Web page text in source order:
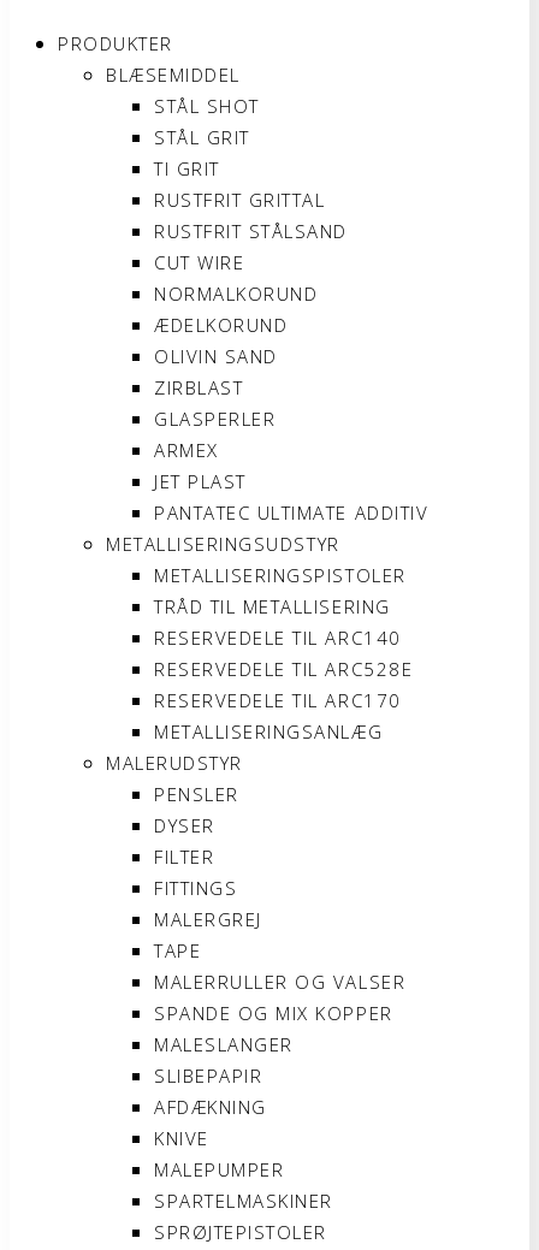
PRODUKTER
BLÆSEMIDDEL
STÅL SHOT
STÅL GRIT
TI GRIT
RUSTFRIT GRITTAL
RUSTFRIT STÅLSAND
CUT WIRE
NORMALKORUND
ÆDELKORUND
OLIVIN SAND
ZIRBLAST
GLASPERLER
ARMEX
JET PLAST
PANTATEC ULTIMATE ADDITIV
METALLISERINGSUDSTYR
METALLISERINGSPISTOLER
TRÅD TIL METALLISERING
RESERVEDELE TIL ARC140
RESERVEDELE TIL ARC528E
RESERVEDELE TIL ARC170
METALLISERINGSANLÆG
MALERUDSTYR
PENSLER
DYSER
FILTER
FITTINGS
MALERGREJ
TAPE
MALERRULLER OG VALSER
SPANDE OG MIX KOPPER
MALESLANGER
SLIBEPAPIR
AFDÆKNING
KNIVE
MALEPUMPER
SPARTELMASKINER
SPRØJTEPISTOLER